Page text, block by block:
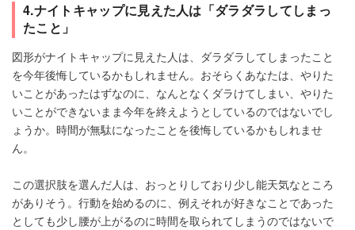
4.ナイトキャップに見えた人は「ダラダラしてしまっ
たこと」
図形がナイトキャップに見えた人は、ダラダラしてしまったこと
を今年後悔しているかもしれません。おそらくあなたは、やりた
いことがあったはずなのに、なんとなくダラけてしまい、やりた
いことができないまま今年を終えようとしているのではないでし
ょうか。時間が無駄になったことを後悔しているかもしれませ
ん。
この選択肢を選んだ人は、おっとりしており少し能天気なところ
がありそう。行動を始めるのに、例えそれが好きなことであった
としても少し腰が上がるのに時間を取られてしまうのではないで